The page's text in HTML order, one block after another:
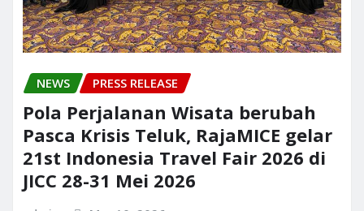
NEWS PRESS RELEASE
Pola Perjalanan Wisata berubah
Pasca Krisis Teluk, RajaMICE gelar
21st Indonesia Travel Fair 2026 di
JICC 28-31 Mei 2026